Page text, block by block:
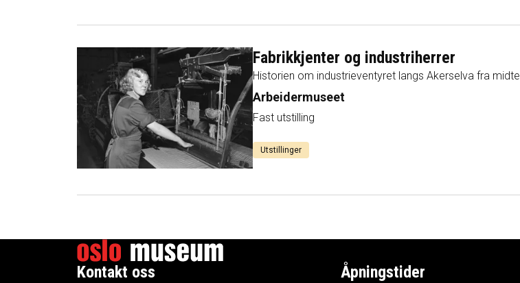
Fabrikkjenter og industriherrer
Historien om industrieventyret langs Akerselva fra
Arbeidermuseet
Fast utstilling
Utstillinger
Kontakt oss Åpningstider